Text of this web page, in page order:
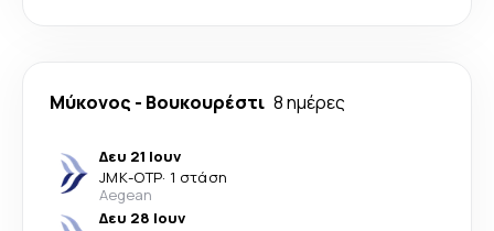
Μύκονος - Βουκουρέστι 8 ημέρες
Δευ 21 Ιουν
JMK-OTP· 1 στάση
Aegean
Δευ 28 Ιουν